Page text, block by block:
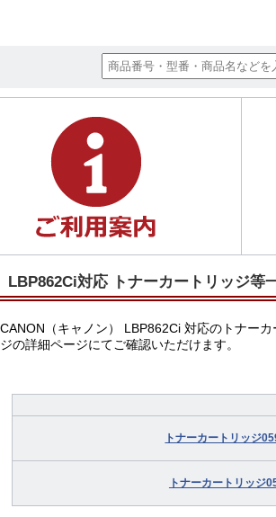
LBP862Ci対応 トナーカートリッジ等
CANON（キャノン） LBP862Ci 対応のトナー
ジの詳細ページにてご確認いただけます。
トナーカートリッジ
トナーカートリッジ